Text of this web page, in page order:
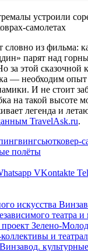
из фильма:
парят над
за этой сказочной
— необходим
И не стоит
на такой высоте
легенда и
TravelAsk.ru.
вингсьютковер-
полёты
VKontakte